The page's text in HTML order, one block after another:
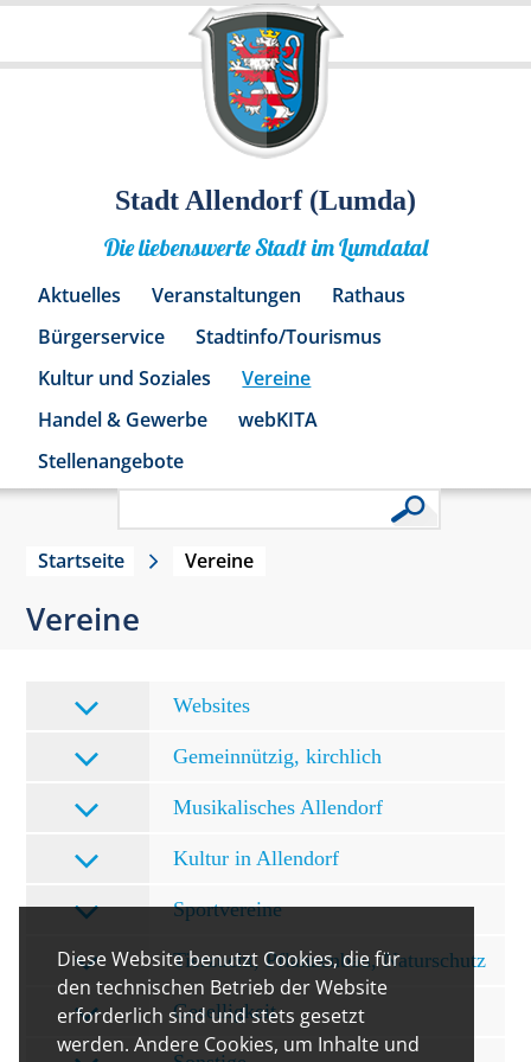
Diese Website benutzt Cookies, die für
den technischen Betrieb der Website
erforderlich sind und stets gesetzt
werden. Andere Cookies, um Inhalte und
Stadt Allendorf (Lumda)
Die liebenswerte Stadt im Lumdatal
Aktuelles Veranstaltungen
Rathaus
Bürgerservice
Stadtinfo/Tourismus
Kultur und Soziales
Vereine
Handel & Gewerbe
webKITA
Stellenangebote
Startseite Vereine
Vereine
Websites
Gemeinnützig, kirchlich
Musikalisches Allendorf
Kultur in Allendorf
Sportvereine
Tierzucht, Pflanzenbau, Naturschutz
Geselligkeit